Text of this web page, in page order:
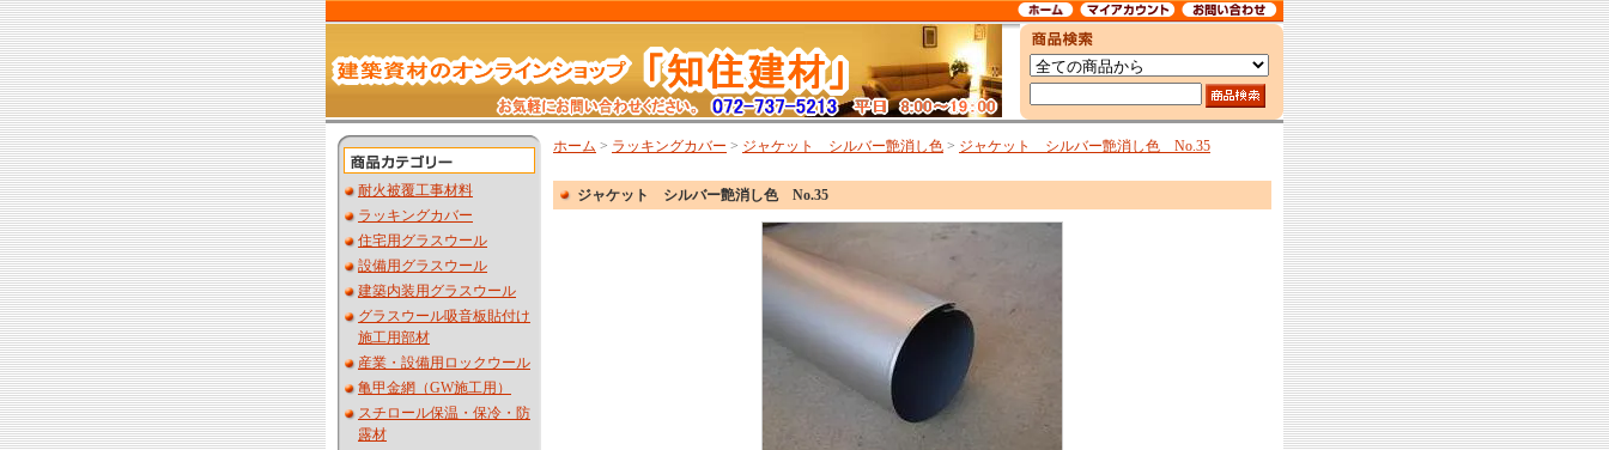
耐火被覆工事材料
ラッキングカバー
住宅用グラスウール
設備用グラスウール
建築内装用グラスウール
グラスウール吸音板貼付け
施工用部材
産業・設備用ロックウール
亀甲金網（GW施工用）
スチロール保温・保冷・防
露材
ホーム > ラッキングカバー > ジャケット シルバー艶消し色 > ジャケット シルバー艶消し色 No.35
ジャケット シルバー艶消し色 No.35